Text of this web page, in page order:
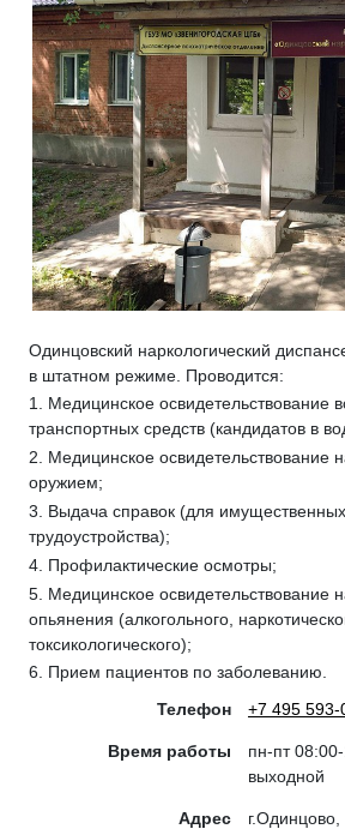
Одинцовский наркологический
в штатном режиме. Проводится:
1. Медицинское освидетельствование
транспортных средств (кандидатов в
2. Медицинское освидетельствование
оружием;
3. Выдача справок (для имущественных
трудоустройства);
4. Профилактические осмотры;
5. Медицинское освидетельствование
опьянения (алкогольного,
токсикологического);
6. Прием пациентов по заболеванию.
Телефон
+7 495 593-
Время работы
пн-пт
выходной
Адрес